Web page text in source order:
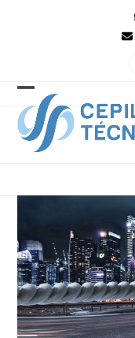
Open
mobile
menu
Close
mobile
menu